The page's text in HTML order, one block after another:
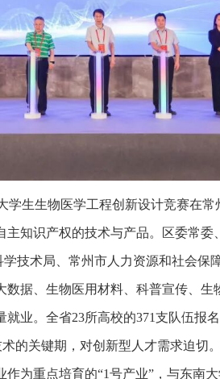
学生生物医学工程创新设计竞赛在
知识产权的技术与产品。区委常委
技术局、常州市人力资源和社会保
据、生物医用材料、科普宣传、
就业。全省23所高校的371支队伍报
的关键期，对创新型人才需求迫切
作为重点培育的“1号产业”，与东南